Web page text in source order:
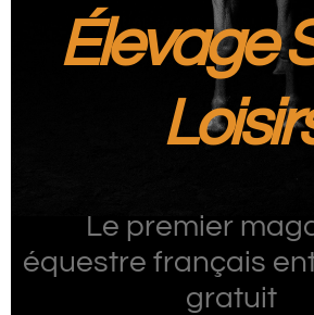
Élevage
Le premier
équestre français
gratuit